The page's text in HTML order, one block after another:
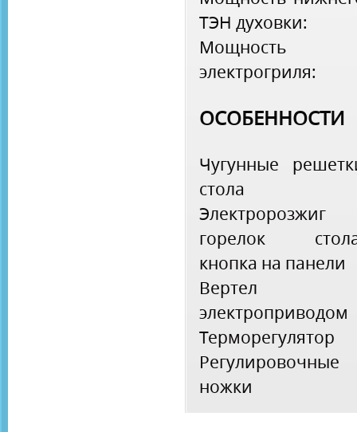
ТЭН духовки:
Мощность
электрогриля:
ОСОБЕННОСТИ
Чугунные
стола
Электророзжиг
горелок
кнопка на панели
Вертел
электроприводом
Терморегулятор
Регулировочные
ножки